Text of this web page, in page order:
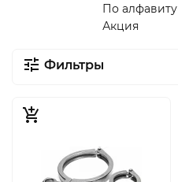
По алфавиту
Акция
Фильтры